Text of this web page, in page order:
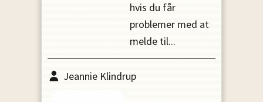
hvis du får
problemer med at
melde til...
Jeannie Klindrup